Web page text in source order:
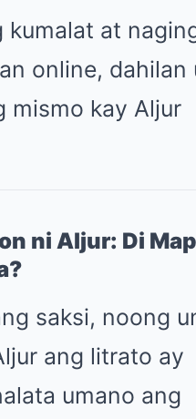
kumalat at
online, dahilan
mismo kay Aljur
ni Aljur: Di
saksi, noong
ang litrato ay
umano ang